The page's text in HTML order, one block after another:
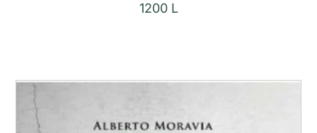
1200 L